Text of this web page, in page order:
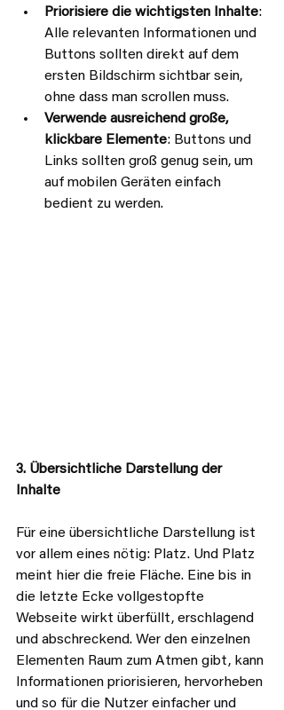
Priorisiere die wichtigsten Inhalte:
Alle relevanten Informationen und
Buttons sollten direkt auf dem
ersten Bildschirm sichtbar sein,
ohne dass man scrollen muss.
Verwende ausreichend große,
klickbare Elemente: Buttons und
Links sollten groß genug sein, um
auf mobilen Geräten einfach
bedient zu werden.
3. Übersichtliche Darstellung der
Inhalte
Für eine übersichtliche Darstellung ist
vor allem eines nötig: Platz. Und Platz
meint hier die freie Fläche. Eine bis in
die letzte Ecke vollgestopfte
Webseite wirkt überfüllt, erschlagend
und abschreckend. Wer den einzelnen
Elementen Raum zum Atmen gibt, kann
Informationen priorisieren, hervorheben
und so für die Nutzer einfacher und